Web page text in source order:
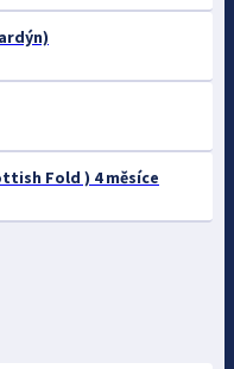
Fold ) 4 měsíce